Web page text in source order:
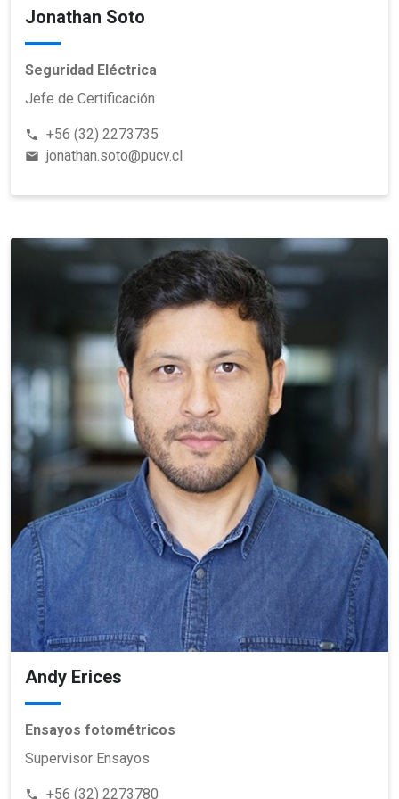
Jonathan Soto
Seguridad Eléctrica
Jefe de Certificación
phone +56 (32) 2273735
email jonathan.soto@pucv.cl
Andy Erices
Ensayos fotométricos
Supervisor Ensayos
phone +56 (32) 2273780